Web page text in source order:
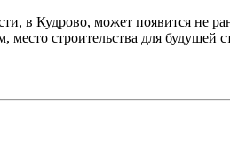
в Кудрово, может появится не
место строительства для